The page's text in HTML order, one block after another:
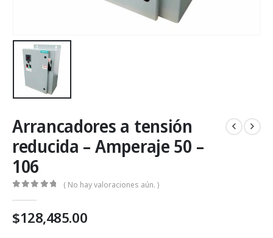
Arrancadores a tensión
reducida – Amperaje 50 –
106
( No hay valoraciones aún. )
$128,485.00